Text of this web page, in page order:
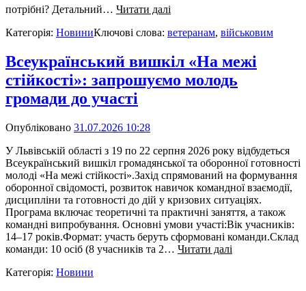
потрібні? Детальний… Читати далі
Категорія: НовиниКлючові слова: ветеранам, військовим
Всеукраїнський вишкіл «На межі
стійкості»: запрошуємо молодь
громади до участі
Опубліковано 31.07.2026 10:28
У Львівській області з 19 по 22 серпня 2026 року відбудеться
Всеукраїнський вишкіл громадянської та оборонної готовності
молоді «На межі стійкості».Захід спрямований на формування
оборонної свідомості, розвиток навичок командної взаємодії,
дисципліни та готовності до дій у кризових ситуаціях.
Програма включає теоретичні та практичні заняття, а також
командні випробування. Основні умови участі:Вік учасників:
14–17 років.Формат: участь беруть сформовані команди.Склад
команди: 10 осіб (8 учасників та 2… Читати далі
Категорія: Новини